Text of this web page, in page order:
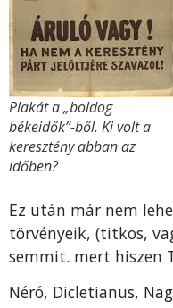
Plakát a „boldog
békeidők”-ből. Ki volt a
keresztény abban az
időben?
Ez után már nem
törvényeik, (titkos,
semmit. mert hiszen
Néró, Dicletianus,